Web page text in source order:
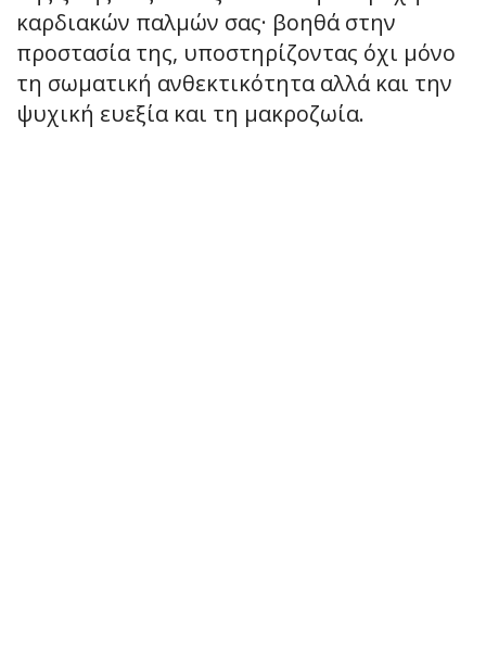
καρδιακών παλμών σας· βοηθά στην
προστασία της, υποστηρίζοντας όχι μόνο
τη σωματική ανθεκτικότητα αλλά και την
ψυχική ευεξία και τη μακροζωία.